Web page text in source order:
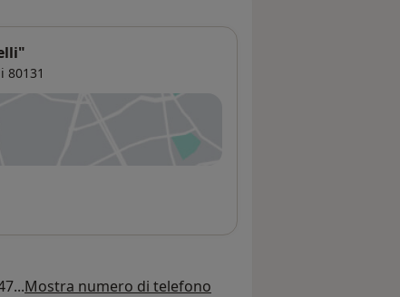
80131
una nuova scheda
Mostra numero di telefono